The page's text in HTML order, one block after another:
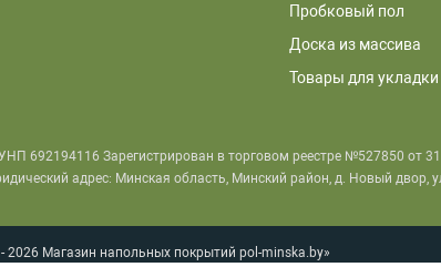
Пробковый пол
Доска из массива
Товары для укладки
692194116 Зарегистрирован в торговом реестре №527850 от
адрес: Минская область, Минский район, д. Новый двор,
2026 Магазин напольных покрытий pol-minska.by»